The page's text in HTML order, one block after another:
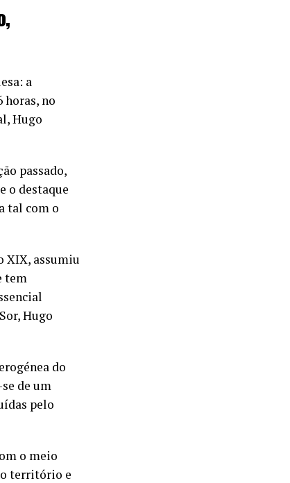
a
horas, no
Hugo
passado,
o destaque
tal com o
XIX, assumiu
tem
Hugo
do
de um
pelo
o meio
território e